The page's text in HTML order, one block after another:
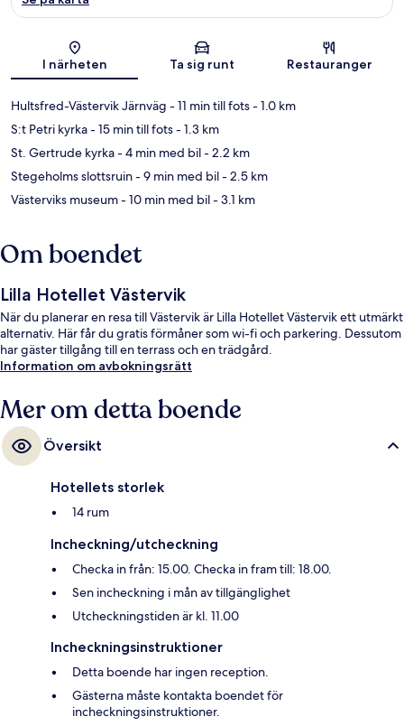
Karta
I närheten Ta sig runt Restauranger
Hultsfred-Västervik Järnväg - 11 min till fots- 1.0 km
S:t Petri kyrka- 15 min till fots- 1.3 km
St. Gertrude kyrka- 4 min med bil- 2.2 km
Stegeholms slottsruin- 9 min med bil- 2.5 km
Västerviks museum- 10 min med bil- 3.1 km
Om boendet
Lilla Hotellet Västervik
När du planerar en resa till Västervik är Lilla Hotellet Västervik ett utmärkt
alternativ. Här får du gratis förmåner som wi-fi och parkering. Dessutom
har gäster tillgång till en terrass och en trädgård.
Information om avbokningsrätt
Mer om detta boende
Översikt
Hotellets storlek
14 rum
Incheckning/utcheckning
Checka in från: 15.00. Checka in fram till: 18.00.
Sen incheckning i mån av tillgänglighet
Utcheckningstiden är kl. 11.00
Incheckningsinstruktioner
Detta boende har ingen reception.
Gästerna måste kontakta boendet för
incheckningsinstruktioner.